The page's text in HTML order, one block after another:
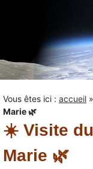
Vous êtes ici : accueil »
Marie 🌿
☀️ Visite
Marie 🌿